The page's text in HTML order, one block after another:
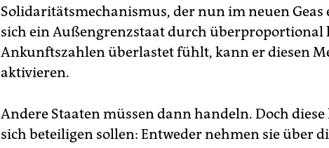
Solidaritätsmechanismus, der nun im neuen Geas
sich ein Außengrenzstaat durch überproportional
Ankunftszahlen überlastet fühlt, kann er diesen
aktivieren.
Andere Staaten müssen dann handeln. Doch diese
sich beteiligen sollen: Entweder nehmen sie über